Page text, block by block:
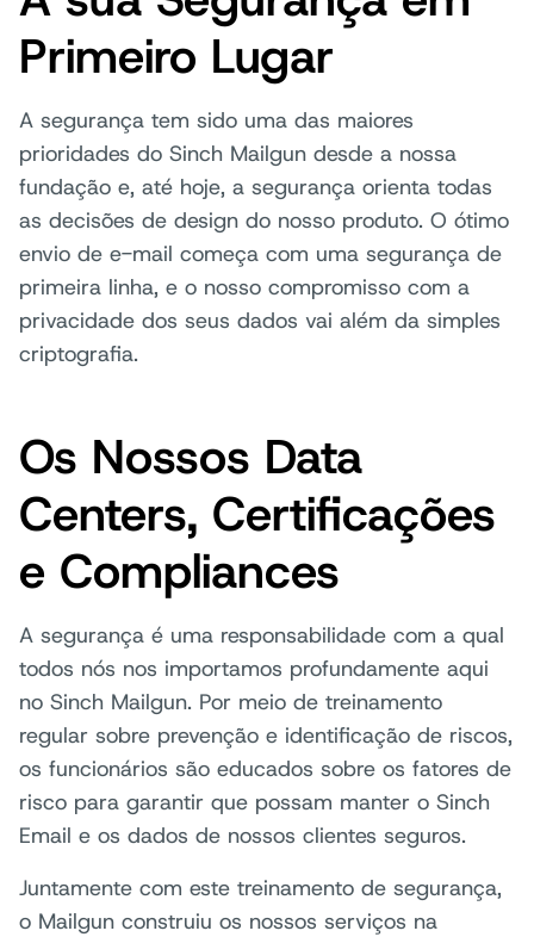
Primeiro Lugar
A segurança tem sido uma das maiores
prioridades do Sinch Mailgun desde a nossa
fundação e, até hoje, a segurança orienta todas
as decisões de design do nosso produto. O ótimo
envio de e-mail começa com uma segurança de
primeira linha, e o nosso compromisso com a
privacidade dos seus dados vai além da simples
criptografia.
Os Nossos Data
Centers, Certificações
e Compliances
A segurança é uma responsabilidade com a qual
todos nós nos importamos profundamente aqui
no Sinch Mailgun. Por meio de treinamento
regular sobre prevenção e identificação de riscos,
os funcionários são educados sobre os fatores de
risco para garantir que possam manter o Sinch
Email e os dados de nossos clientes seguros.
Juntamente com este treinamento de segurança,
o Mailgun construiu os nossos serviços na